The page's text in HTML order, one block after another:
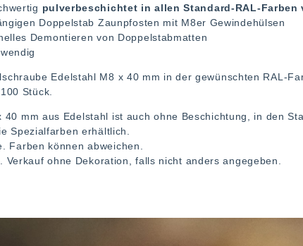
pulverbeschichtet in allen Standard-RAL-Farben
Doppelstab Zaunpfosten mit M8er Gewindehülsen
Demontieren von Doppelstabmatten
Edelstahl M8 x 40 mm in der gewünschten RAL-
Stück.
40 mm aus Edelstahl ist auch ohne Beschichtung, in den
Spezialfarben erhältlich.
Farben können abweichen.
Verkauf ohne Dekoration, falls nicht anders angegeben.